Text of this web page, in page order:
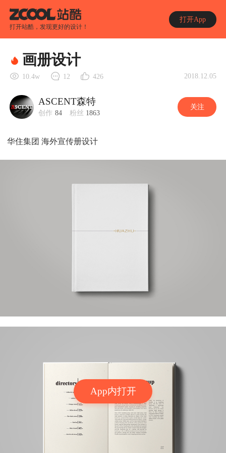
打开站酷，发现更好的设计！
打开App
App内打开
画册设计
10.4w 12 426 2018.12.05
ASCENT森特
创作 84 粉丝 1863
关注
华住集团 海外宣传册设计